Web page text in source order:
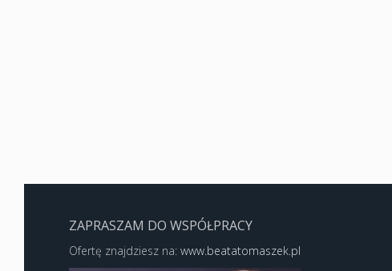
ZAPRASZAM DO WSPÓŁPRACY
Ofertę znajdziesz na: www.beatatomaszek.pl